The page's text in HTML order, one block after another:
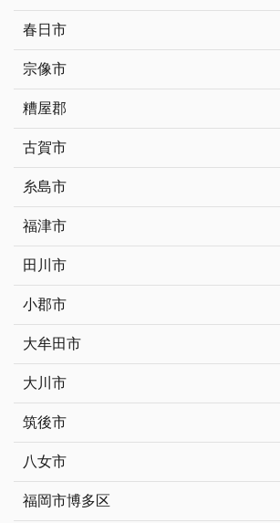
春日市
宗像市
糟屋郡
古賀市
糸島市
福津市
田川市
小郡市
大牟田市
大川市
筑後市
八女市
福岡市博多区